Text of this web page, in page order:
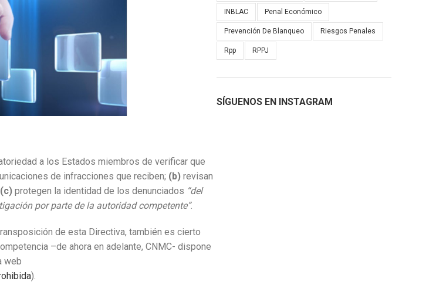
a los Estados miembros de verificar que
de infracciones que reciben; (b) revisan
(c) protegen la identidad de los denunciados “del
por parte de la autoridad competente”.
de esta Directiva, también es cierto
–de ahora en adelante, CNMC- dispone
web
).
INBLAC Penal Económico
Prevención De Blanqueo Riesgos Penales
Rpp RPPJ
SÍGUENOS EN INSTAGRAM